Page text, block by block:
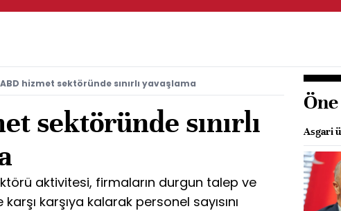
ABD hizmet sektöründe sınırlı yavaşlama
sektöründe sınırlı
aktivitesi, firmaların durgun talep ve
karşıya kalarak personel sayısını
Asgari